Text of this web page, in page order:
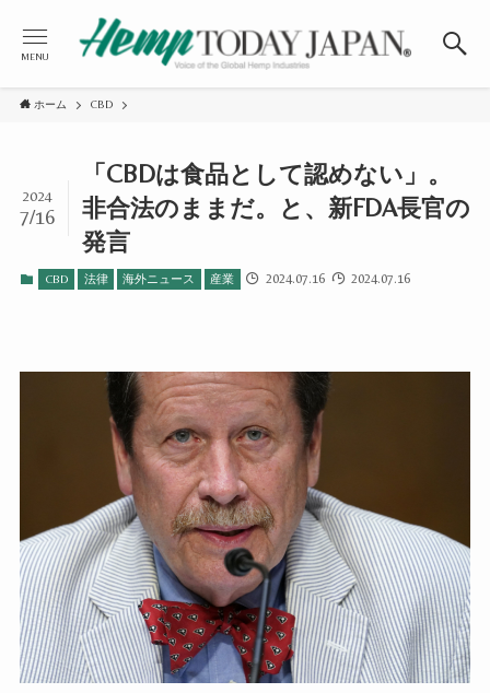
MENU
ホーム CBD
「CBDは食品として認めない」。
非合法のままだ。と、新FDA長官の
発言
2024
7/16
CBD 法律 海外ニュース 産業 2024.07.16 2024.07.16